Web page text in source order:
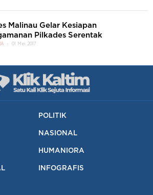
Malinau Gelar Kesiapan
Pilkades Serentak
01 Mei 2017
POLITIK
NASIONAL
HUMANIORA
INFOGRAFIS